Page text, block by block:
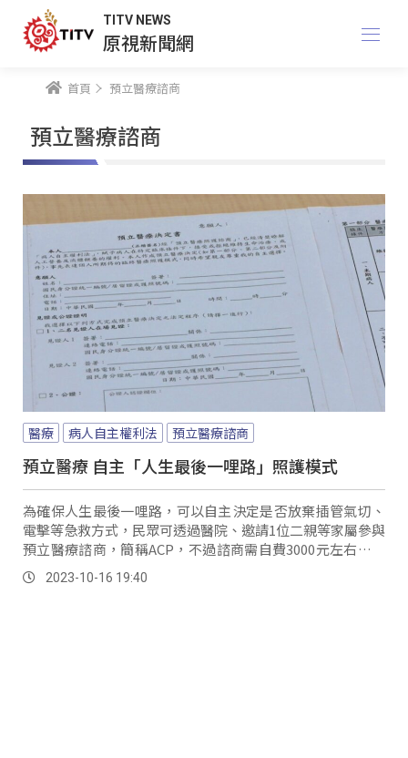
TITV NEWS
原視新聞網
首頁 預立醫療諮商
預立醫療諮商
醫療 病人自主權利法 預立醫療諮商
預立醫療 自主「人生最後一哩路」照護模式
為確保人生最後一哩路，可以自主決定是否放棄插管氣切、
電擊等急救方式，民眾可透過醫院、邀請1位二親等家屬參與
預立醫療諮商，簡稱ACP，不過諮商需自費3000元左右，造
成民眾遲疑，但未來這項諮商自費項目可望由健保來支付。
2023-10-16 19:40